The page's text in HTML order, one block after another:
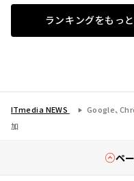
ランキングをもっ
ITmedia NEWS
Google、
加
ペ